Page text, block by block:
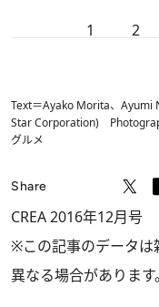
1 2
Text＝Ayako Morita、Ayumi
Star Corporation)
グルメ
Share
CREA 2016年12月号
※この記事のデータは
異なる場合があります。